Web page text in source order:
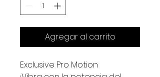
Agregar al carrito
Exclusive Pro Motion